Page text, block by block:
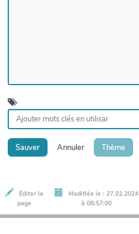
Sauver Annuler Thème
Éditer la
page
Modifiée le : 27.02.2024
à 08:57:00